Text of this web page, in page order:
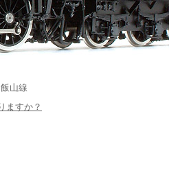
山線
ますか？